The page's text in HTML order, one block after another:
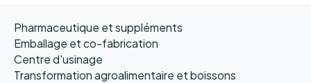
Pharmaceutique et suppléments
Emballage et co-fabrication
Centre d'usinage
Transformation agroalimentaire et boissons